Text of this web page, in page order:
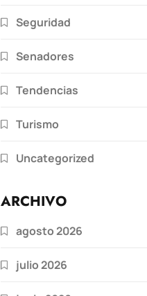
Seguridad
Senadores
Tendencias
Turismo
Uncategorized
ARCHIVO
agosto 2026
julio 2026